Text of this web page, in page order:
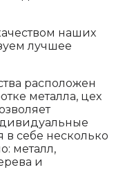
наших
лучшее
расположен
металла, цех
в себе несколько
металл,
и